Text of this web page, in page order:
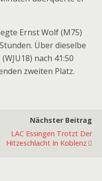
Ernst Wolf (M75)
Über dieselbe
nach 41:50
zweiten Platz.
Nächster Beitrag
LAC Essingen Trotzt Der
Hitzeschlacht In Koblenz